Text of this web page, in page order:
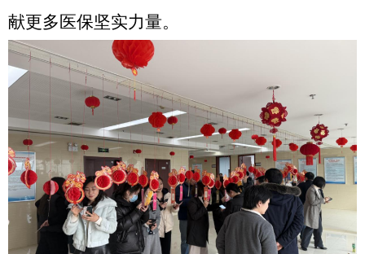
献更多医保坚实力量。